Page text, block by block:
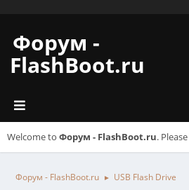
Форум -
FlashBoot.ru
Welcome to Форум - FlashBoot.ru. Please
Форум - FlashBoot.ru ► USB Flash Drive